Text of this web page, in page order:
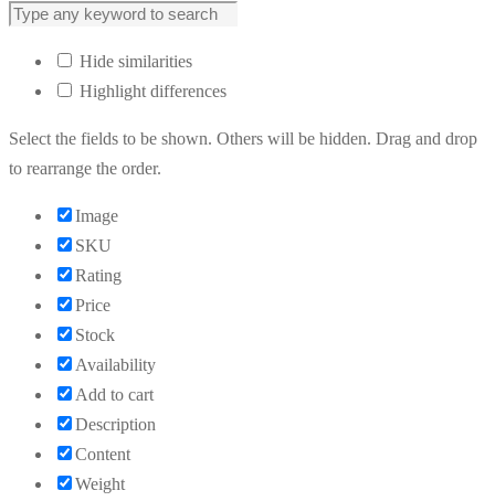
Hide similarities
Highlight differences
Select the fields to be shown. Others will be hidden. Drag and drop
to rearrange the order.
Image
SKU
Rating
Price
Stock
Availability
Add to cart
Description
Content
Weight